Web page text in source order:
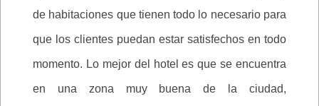
de habitaciones que tienen todo lo necesario para
que los clientes puedan estar satisfechos en todo
momento. Lo mejor del hotel es que se encuentra
en una zona muy buena de la ciudad,